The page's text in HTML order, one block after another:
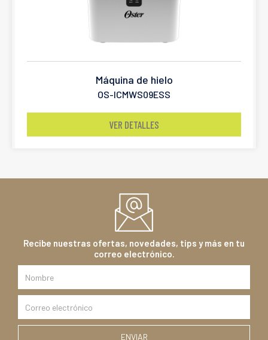
Máquina de hielo
OS-ICMWS09ESS
VER DETALLES
Recibe nuestras ofertas, novedades, tips y más en tu
correo electrónico.